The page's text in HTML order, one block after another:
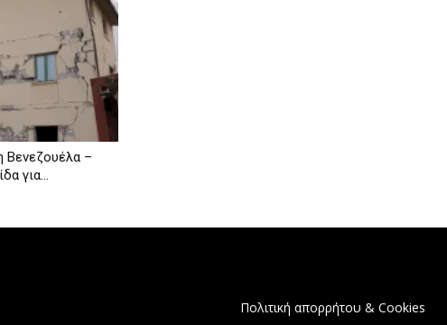
Βενεζουέλα –
για...
Πολιτική απορρήτου & Cookies